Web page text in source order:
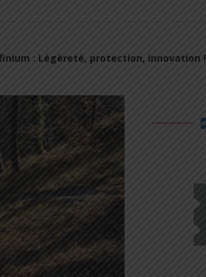
: Légèreté, protection, innovation !